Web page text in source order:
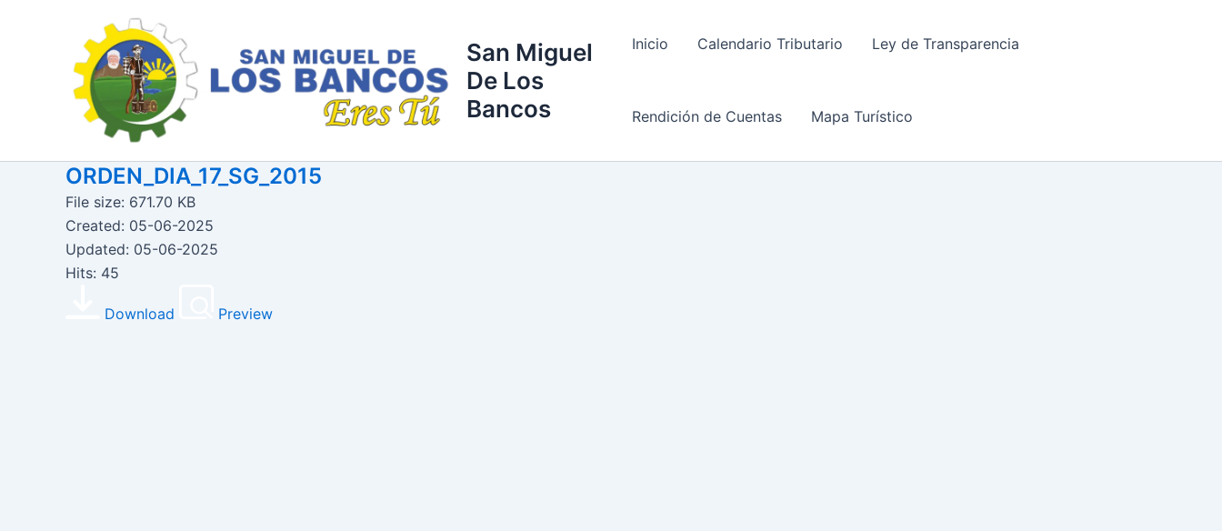
San Miguel
De Los
Bancos
Inicio Calendario Tributario Ley de Transparencia
Rendición de Cuentas Mapa Turístico
ORDEN_DIA_17_SG_2015
File size: 671.70 KB
Created: 05-06-2025
Updated: 05-06-2025
Hits: 45
Download Preview